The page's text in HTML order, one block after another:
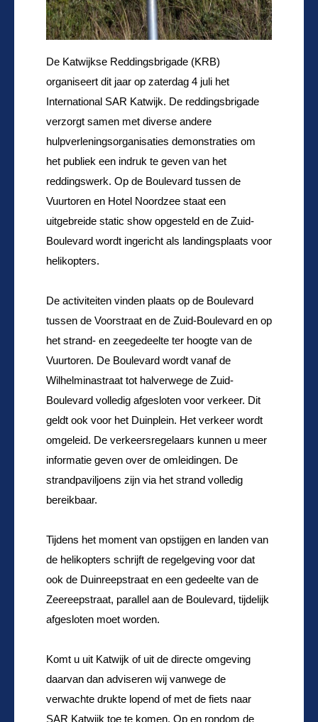
De Katwijkse Reddingsbrigade (KRB)
organiseert dit jaar op zaterdag 4 juli het
International SAR Katwijk. De reddingsbrigade
verzorgt samen met diverse andere
hulpverleningsorganisaties demonstraties om
het publiek een indruk te geven van het
reddingswerk. Op de Boulevard tussen de
Vuurtoren en Hotel Noordzee staat een
uitgebreide static show opgesteld en de Zuid-
Boulevard wordt ingericht als landingsplaats voor
helikopters.
De activiteiten vinden plaats op de Boulevard
tussen de Voorstraat en de Zuid-Boulevard en op
het strand- en zeegedeelte ter hoogte van de
Vuurtoren. De Boulevard wordt vanaf de
Wilhelminastraat tot halverwege de Zuid-
Boulevard volledig afgesloten voor verkeer. Dit
geldt ook voor het Duinplein. Het verkeer wordt
omgeleid. De verkeersregelaars kunnen u meer
informatie geven over de omleidingen. De
strandpaviljoens zijn via het strand volledig
bereikbaar.
Tijdens het moment van opstijgen en landen van
de helikopters schrijft de regelgeving voor dat
ook de Duinreepstraat en een gedeelte van de
Zeereepstraat, parallel aan de Boulevard, tijdelijk
afgesloten moet worden.
Komt u uit Katwijk of uit de directe omgeving
daarvan dan adviseren wij vanwege de
verwachte drukte lopend of met de fiets naar
SAR Katwijk toe te komen. Op en rondom de